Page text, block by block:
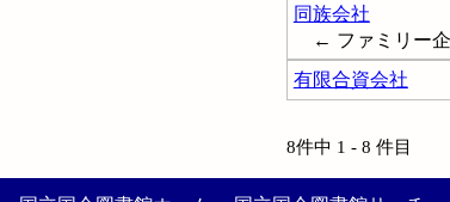
同族会社
← ファミリー企
有限合資会社
8件中 1 - 8 件目